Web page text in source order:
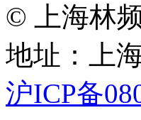
© 上海林
地址：上
沪ICP备